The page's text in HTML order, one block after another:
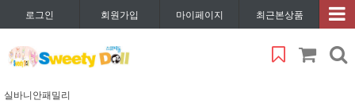
로그인 회원가입 마이페이지 최근본상품
실바니안패밀리